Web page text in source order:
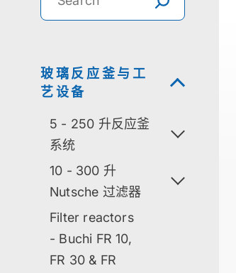
玻璃反应釜与工
艺设备
5 - 250 升反应釜
系统
10 - 300 升
Nutsche 过滤器
Filter reactors
- Buchi FR 10,
FR 30 & FR